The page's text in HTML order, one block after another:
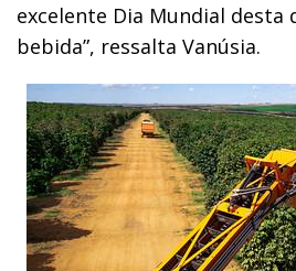
excelente Dia Mundial desta
bebida”, ressalta Vanúsia.